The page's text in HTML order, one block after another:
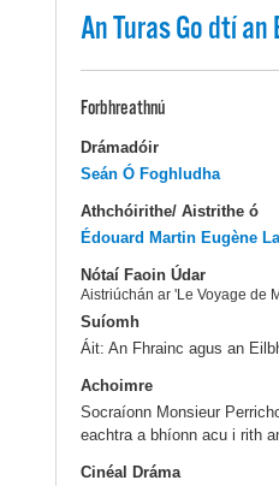
An Turas Go dtí an
Forbhreathnú
Drámadóir
Seán Ó Foghludha
Athchóirithe/ Aistrithe ó
Édouard Martin Eugène
Nótaí Faoin Údar
Aistriúchán ar 'Le Voyage de
Suíomh
Áit: An Fhrainc agus an
Achoimre
Socraíonn Monsieur
eachtra a bhíonn acu i rith
Cinéal Dráma